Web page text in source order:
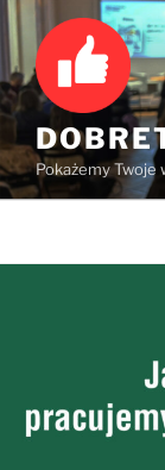
Przejdź
do
treści
Pokażemy Twoje